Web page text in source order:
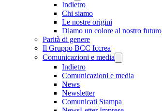
Indietro
Chi siamo
Le nostre origini
Diamo un colore al nostro futuro
Parità di genere
Il Gruppo BCC Iccrea
Comunicazioni e media
Indietro
Comunicazioni e media
News
Newsletter
Comunicati Stampa